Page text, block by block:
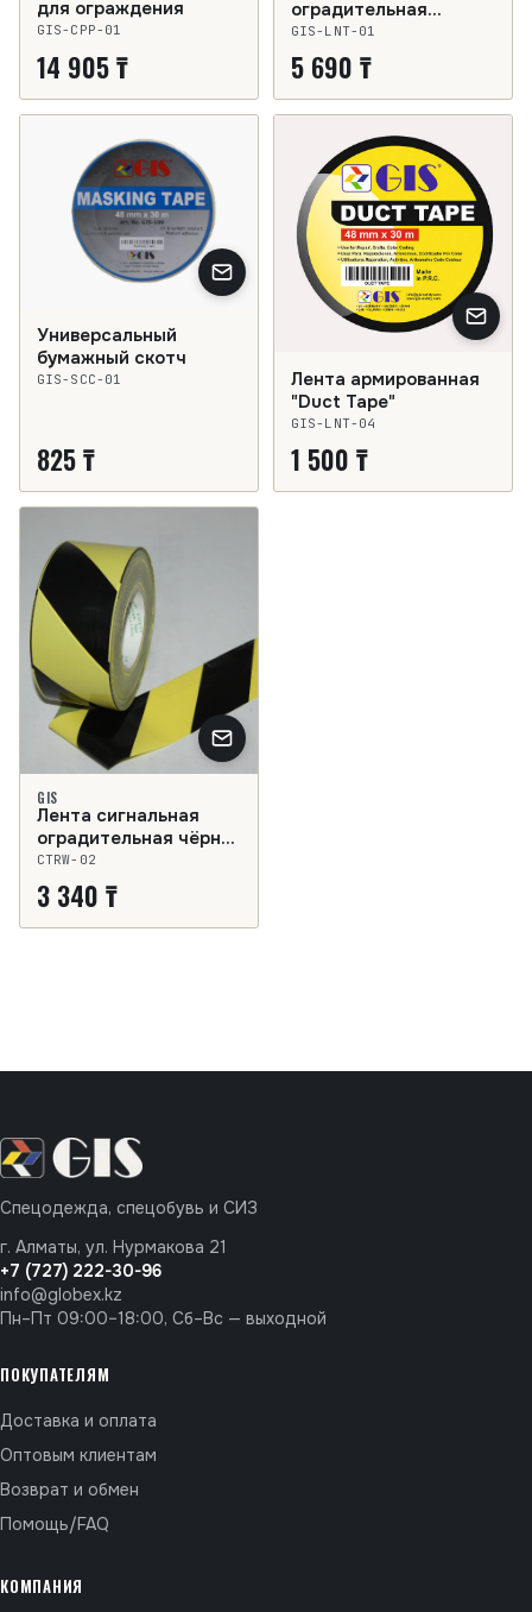
для ограждения
GIS-CPP-01
14 905 ₸
оградительная
красно-белая
GIS-LNT-01
5 690 ₸
Универсальный
бумажный скотч
GIS-SCC-01
825 ₸
Лента армированная
"Duct Tape"
GIS-LNT-04
1 500 ₸
GIS
Лента сигнальная
оградительная чёрно-
жёлтая
CTRW-02
3 340 ₸
Спецодежда, спецобувь и СИЗ
г. Алматы, ул. Нурмакова 21
+7 (727) 222-30-96
info@globex.kz
Пн–Пт 09:00–18:00, Сб–Вс — выходной
ПОКУПАТЕЛЯМ
Доставка и оплата
Оптовым клиентам
Возврат и обмен
Помощь/FAQ
КОМПАНИЯ